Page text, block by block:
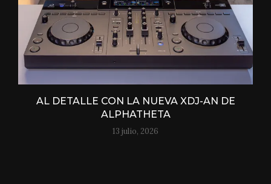
AL DETALLE CON LA NUEVA XDJ-AN DE
ALPHATHETA
13 julio, 2026